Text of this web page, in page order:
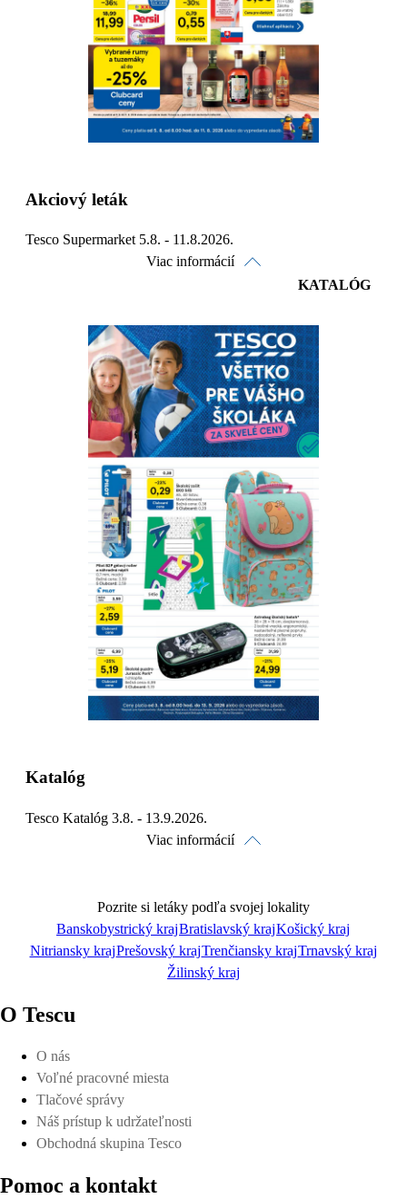
Detaily platnosti
Akciový leták
Tesco Supermarket 5.8. - 11.8.2026.
Viac informácií
Pozrieť online
Stiahnuť
Detaily platnosti
KATALÓG
Katalóg
Tesco Katalóg 3.8. - 13.9.2026.
Viac informácií
Pozrieť online
Pozrite si letáky podľa svojej lokality
Banskobystrický krajBratislavský krajKošický kraj
Nitriansky krajPrešovský krajTrenčiansky krajTrnavský kraj
Žilinský kraj
O Tescu
O nás
Voľné pracovné miesta
Tlačové správy
Náš prístup k udržateľnosti
Obchodná skupina Tesco
Pomoc a kontakt